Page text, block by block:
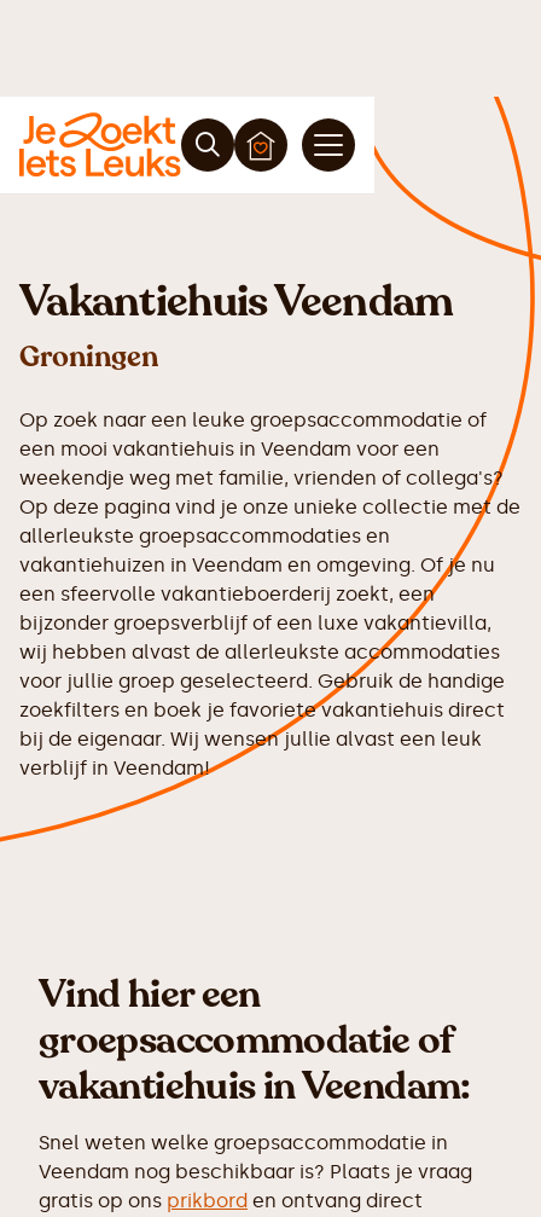
Vakantiehuis Veendam
Groningen
Op zoek naar een leuke groepsaccommodatie of
een mooi vakantiehuis in Veendam voor een
weekendje weg met familie, vrienden of collega's?
Op deze pagina vind je onze unieke collectie met de
allerleukste groepsaccommodaties en
vakantiehuizen in Veendam en omgeving. Of je nu
een sfeervolle vakantieboerderij zoekt, een
bijzonder groepsverblijf of een luxe vakantievilla,
wij hebben alvast de allerleukste accommodaties
voor jullie groep geselecteerd. Gebruik de handige
zoekfilters en boek je favoriete vakantiehuis direct
bij de eigenaar. Wij wensen jullie alvast een leuk
verblijf in Veendam!
Vind hier een
groepsaccommodatie of
vakantiehuis in Veendam:
Snel weten welke groepsaccommodatie in
Veendam nog beschikbaar is? Plaats je vraag
gratis op ons prikbord en ontvang direct